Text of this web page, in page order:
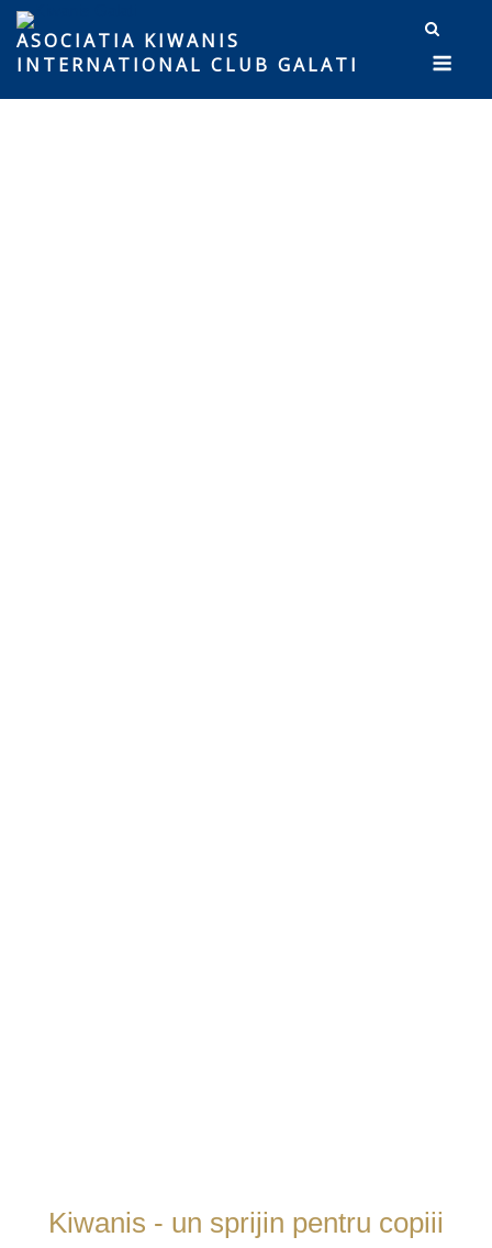
ASOCIATIA KIWANIS
INTERNATIONAL CLUB GALATI
Kiwanis - un sprijin pentru copiii